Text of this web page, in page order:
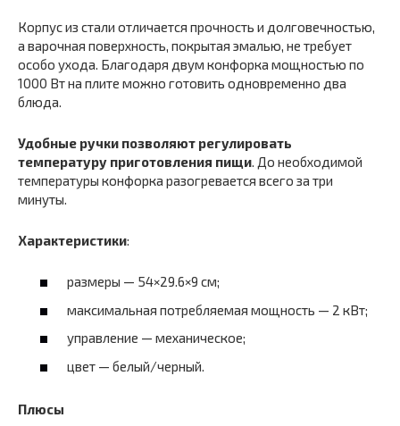
Корпус из стали отличается прочность и долговечностью,
а варочная поверхность, покрытая эмалью, не требует
особо ухода. Благодаря двум конфорка мощностью по
1000 Вт на плите можно готовить одновременно два
блюда.
Удобные ручки позволяют регулировать
температуру приготовления пищи . До необходимой
температуры конфорка разогревается всего за три
минуты.
Характеристики:
размеры — 54×29.6×9 см;
максимальная потребляемая мощность — 2 кВт;
управление — механическое;
цвет — белый/черный.
Плюсы